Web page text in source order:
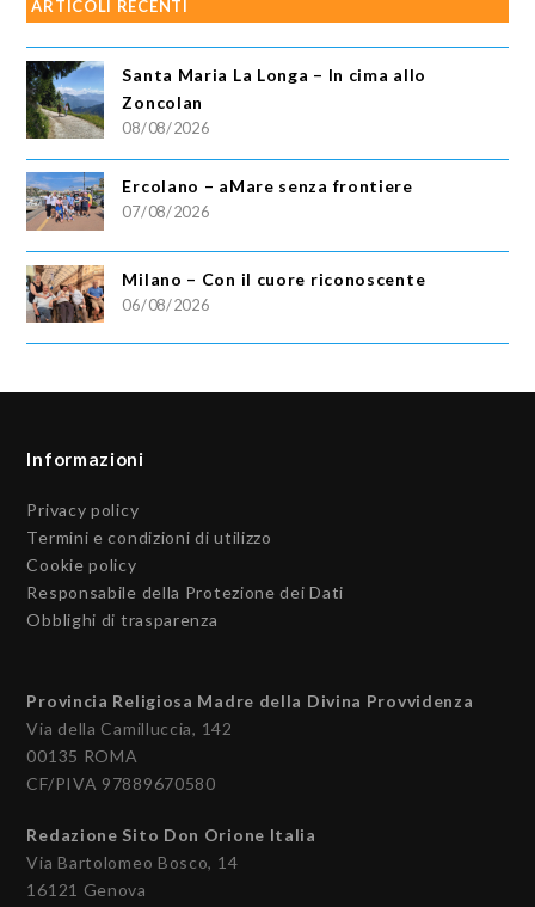
ARTICOLI RECENTI
Santa Maria La Longa – In cima allo
Zoncolan
08/08/2026
Ercolano – aMare senza frontiere
07/08/2026
Milano – Con il cuore riconoscente
06/08/2026
Informazioni
Privacy policy
Termini e condizioni di utilizzo
Cookie policy
Responsabile della Protezione dei Dati
Obblighi di trasparenza
Provincia Religiosa Madre della Divina Provvidenza
Via della Camilluccia, 142
00135 ROMA
CF/PIVA 97889670580
Redazione Sito Don Orione Italia
Via Bartolomeo Bosco, 14
16121 Genova